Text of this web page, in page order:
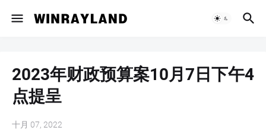
2023年财政预算案10月7日下午4
点提呈
十月 07, 2022